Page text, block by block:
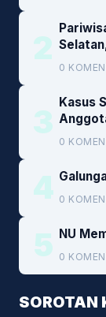
2
0
3
Kasus
0
4 0
5 NU
0
SOROTAN